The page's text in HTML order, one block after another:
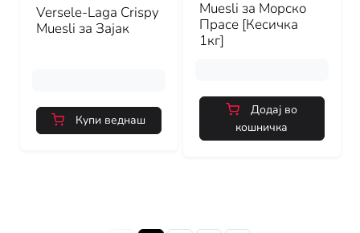
Versele-Laga Crispy
Muesli за Зајак
Купи веднаш
Muesli за Морско
Прасе [Кесичка
1кг]
Додај во
кошничка